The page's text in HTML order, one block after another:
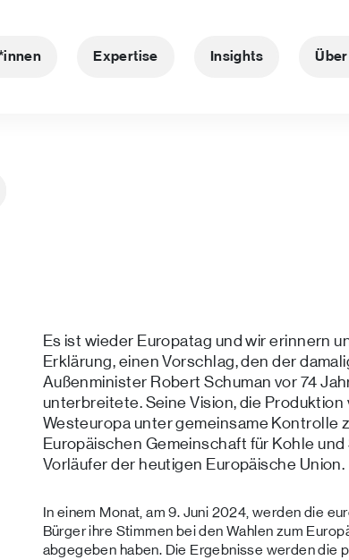
Expertise Insights
Es ist wieder Europatag und wir erinnern
Erklärung, einen Vorschlag, den der
Außenminister Robert Schuman vor 74
unterbreitete. Seine Vision, die Produktion
Westeuropa unter gemeinsame Kontrolle
Europäischen Gemeinschaft für Kohle und
Vorläufer der heutigen Europäische Union.
In einem Monat, am 9. Juni 2024, werden die
Bürger ihre Stimmen bei den Wahlen zum
abgegeben haben. Die Ergebnisse werden die